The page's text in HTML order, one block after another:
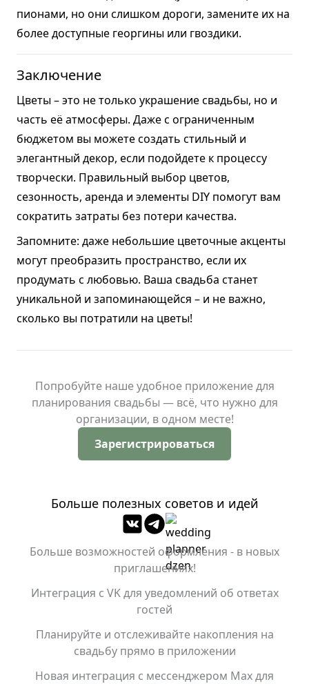
пионами, но они слишком дороги, замените их на
более доступные георгины или гвоздики.
Заключение
Цветы – это не только украшение свадьбы, но и
часть её атмосферы. Даже с ограниченным
бюджетом вы можете создать стильный и
элегантный декор, если подойдете к процессу
творчески. Правильный выбор цветов,
сезонность, аренда и элементы DIY помогут вам
сократить затраты без потери качества.
Запомните: даже небольшие цветочные акценты
могут преобразить пространство, если их
продумать с любовью. Ваша свадьба станет
уникальной и запоминающейся – и не важно,
сколько вы потратили на цветы!
Попробуйте наше удобное приложение для
планирования свадьбы — всё, что нужно для
организации, в одном месте!
Зарегистрироваться
Больше полезных советов и идей
Больше возможностей оформления - в новых
приглашениях!
Интеграция с VK для уведомлений об ответах
гостей
Планируйте и отслеживайте накопления на
свадьбу прямо в приложении
Новая интеграция с мессенджером Max для